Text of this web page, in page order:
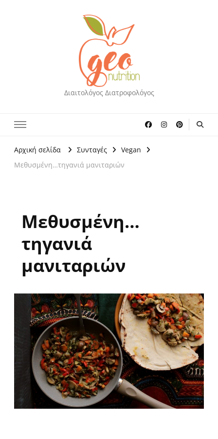
Διαιτολόγος Διατροφολόγος
Αρχική σελίδα Συνταγές
Vegan
Μεθυσμένη…τηγανιά μανιταριών
Μεθυσμένη…
τηγανιά
μανιταριών